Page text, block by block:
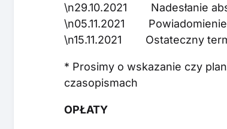
\n29.10.2021 Nadesłanie
\n05.11.2021
\n15.11.2021 Ostateczny
* Prosimy o wskazanie czy
czasopismach
OPŁATY